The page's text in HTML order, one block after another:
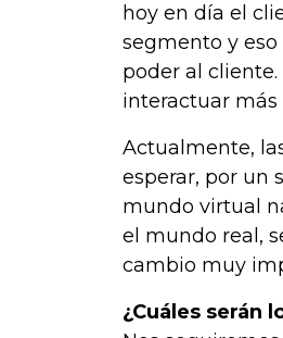
hoy en día el
segmento y
poder al
interactuar más
Actualmente,
esperar, por un
mundo virtual
el mundo real,
cambio muy
¿Cuáles serán